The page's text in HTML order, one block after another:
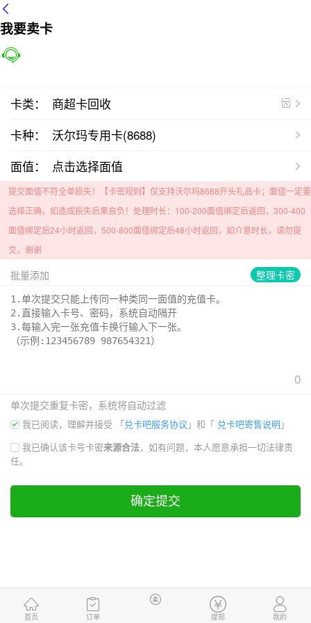
我要卖卡
卡类：
商超卡回收
卡种：
沃尔玛专用卡(8688)
面值：
点击选择面值
提交面值不符全单损失！【卡密规则】 仅支持沃尔玛8688开头礼品卡；面值一定要
选择正确，如造成损失后果自负！处理时长：100-200面值绑定后返回，300-400
面值绑定后24小时返回，500-800面值绑定后48小时返回，如介意时长，请勿提
交，谢谢
批量添加 整理卡密
0
单次提交重复卡密，系统将自动过滤
我已阅读，理解并接受 「兑卡吧服务协议 」和「 兑卡吧寄售说明 」
我已确认该卡号卡密来源合法，如有问题，本人愿意承担一切法律责
任。
确定提交
首页 订单 提现 我的